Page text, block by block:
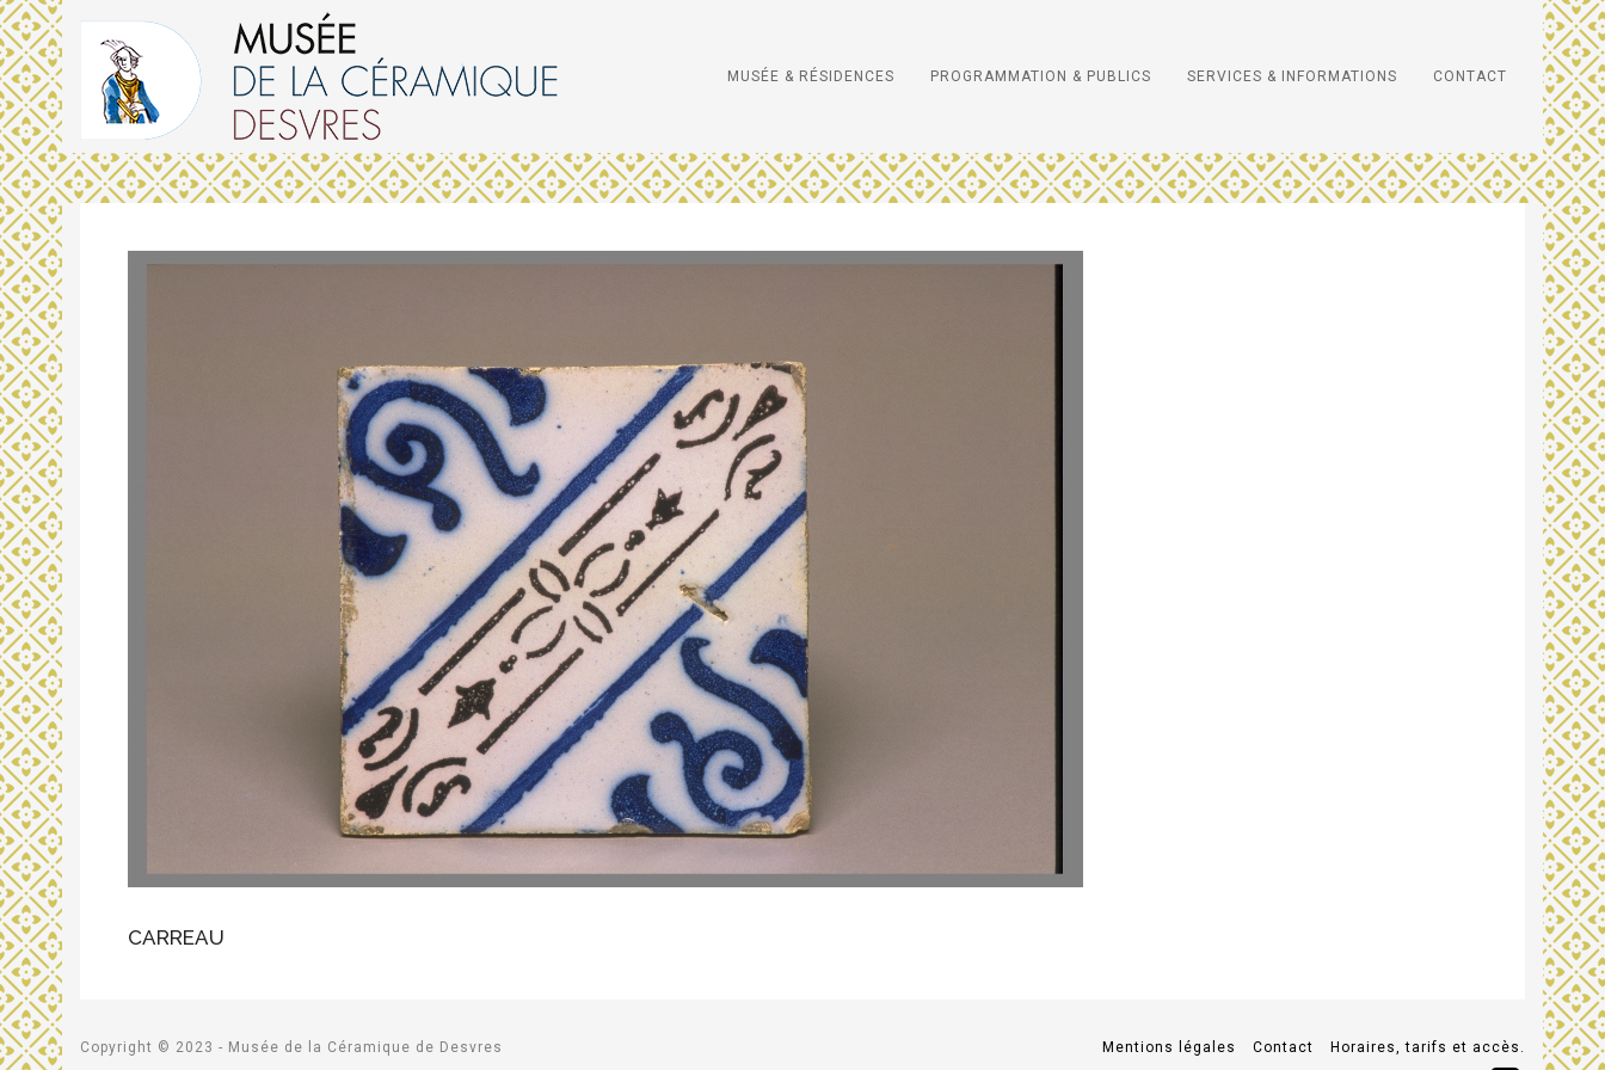
MUSÉE & RÉSIDENCES PROGRAMMATION & PUBLICS SERVICES & INFORMATIONS CONTACT
CARREAU
Copyright © 2023 - Musée de la Céramique de Desvres Mentions légales Contact Horaires, tarifs et accès.